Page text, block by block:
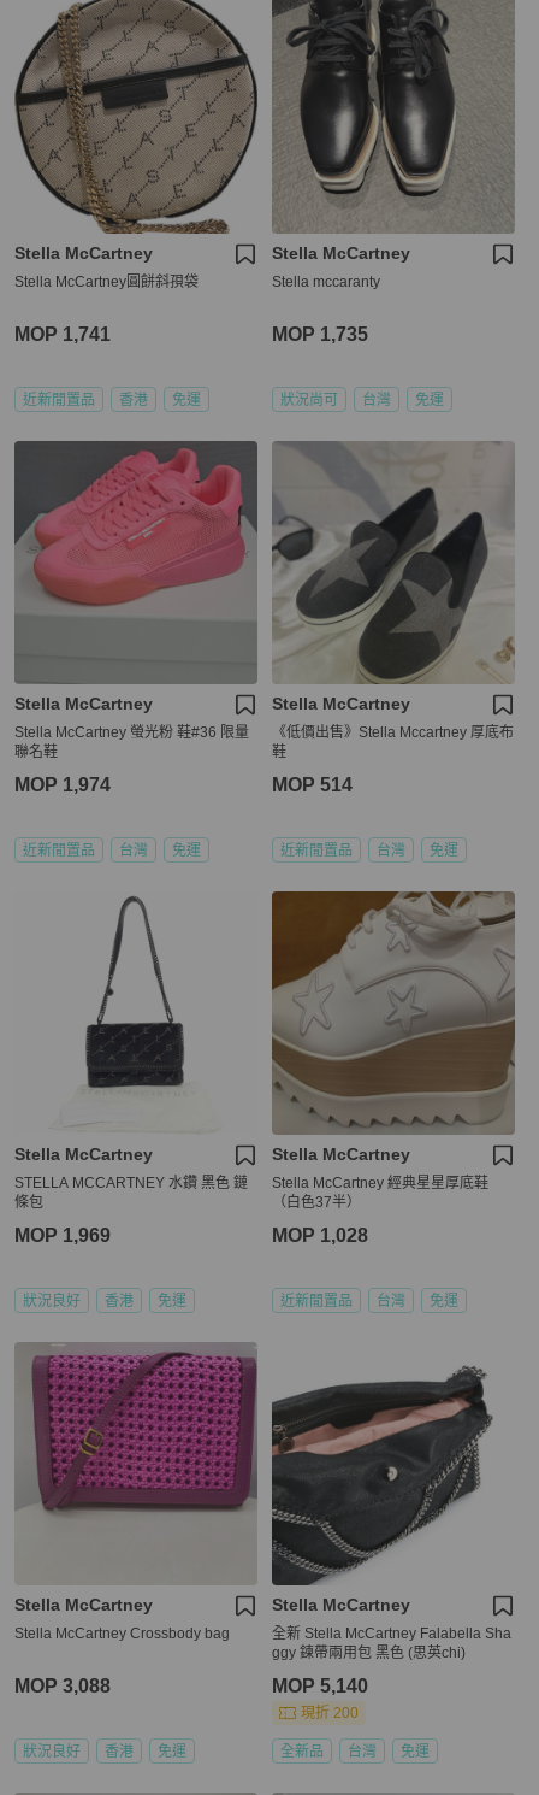
Stella McCartney
Stella McCartney圓餅斜孭袋
MOP 1,741
近新閒置品 香港 免運
Stella McCartney
Stella mccaranty
MOP 1,735
狀況尚可 台灣 免運
Stella McCartney
Stella McCartney 螢光粉 鞋#36 限量
聯名鞋
MOP 1,974
近新閒置品 台灣 免運
Stella McCartney
《低價出售》Stella Mccartney 厚底布
鞋
MOP 514
近新閒置品 台灣 免運
Stella McCartney
STELLA MCCARTNEY 水鑽 黑色 鏈
條包
MOP 1,969
狀況良好 香港 免運
Stella McCartney
Stella McCartney 經典星星厚底鞋
（白色37半）
MOP 1,028
近新閒置品 台灣 免運
Stella McCartney
Stella McCartney Crossbody bag
MOP 3,088
狀況良好 香港 免運
Stella McCartney
全新 Stella McCartney Falabella Sha
ggy 鍊帶兩用包 黑色 (思英chi)
MOP 5,140
現折 200
全新品 台灣 免運